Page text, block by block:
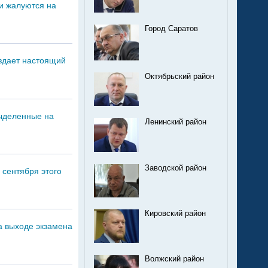
жалуются на
настоящий
на
этого
выходе экзамена
Город Саратов
Октябрьский район
Ленинский район
Заводской район
Кировский район
Волжский район